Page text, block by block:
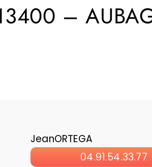
–
JeanORTEGA
04.91.54.33.77